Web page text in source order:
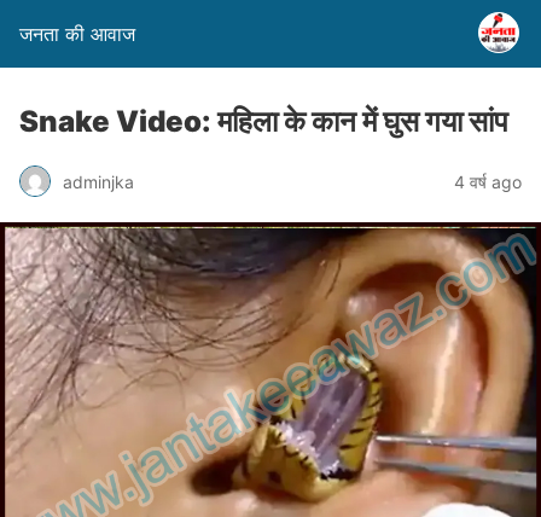
जनता की आवाज
Snake Video: महिला के कान में घुस गया सांप
adminjka 4 वर्ष ago